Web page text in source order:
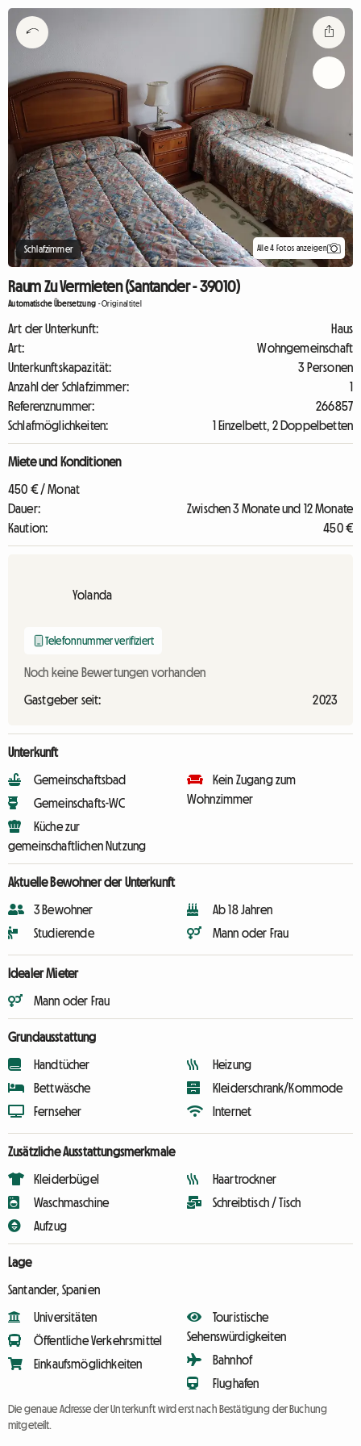
Schlafzimmer Alle 4 Fotos anzeigen
Raum Zu Vermieten (Santander - 39010)
Automatische Übersetzung -Originaltitel
Art der Unterkunft:
Haus
Art:
Wohngemeinschaft
Unterkunftskapazität:
3 Personen
Anzahl der Schlafzimmer:
1
Referenznummer:
266857
Schlafmöglichkeiten:
1 Einzelbett, 2 Doppelbetten
Miete und Konditionen
450 € / Monat
Dauer:
Zwischen 3 Monate und 12 Monate
Kaution:
450 €
Yolanda
Telefonnummer verifiziert
Noch keine Bewertungen vorhanden
Gastgeber seit: 2023
Unterkunft
Gemeinschaftsbad
Gemeinschafts-WC
Küche zur
gemeinschaftlichen Nutzung
Kein Zugang zum
Wohnzimmer
Aktuelle Bewohner der Unterkunft
3 Bewohner
Studierende
Ab 18 Jahren
Mann oder Frau
Idealer Mieter
Mann oder Frau
Grundausstattung
Handtücher
Bettwäsche
Fernseher
Heizung
Kleiderschrank/Kommode
Internet
Zusätzliche Ausstattungsmerkmale
Kleiderbügel
Waschmaschine
Aufzug
Haartrockner
Schreibtisch / Tisch
Lage
Santander, Spanien
Universitäten
Öffentliche Verkehrsmittel
Einkaufsmöglichkeiten
Touristische
Sehenswürdigkeiten
Bahnhof
Flughafen
Die genaue Adresse der Unterkunft wird erst nach Bestätigung der Buchung
mitgeteilt.